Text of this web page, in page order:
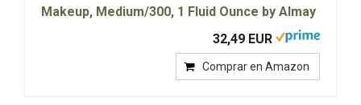
Makeup, Medium/300, 1 Fluid Ounce by Almay
32,49 EUR
Comprar en Amazon